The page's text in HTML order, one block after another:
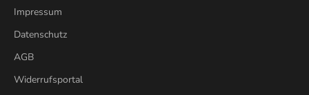
Impressum
Datenschutz
AGB
Widerrufsportal